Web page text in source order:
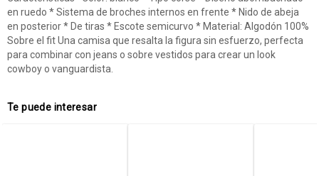
en ruedo * Sistema de broches internos en frente * Nido de abeja
en posterior * De tiras * Escote semicurvo * Material: Algodón 100%
Sobre el fit Una camisa que resalta la figura sin esfuerzo, perfecta
para combinar con jeans o sobre vestidos para crear un look
cowboy o vanguardista.
Te puede interesar